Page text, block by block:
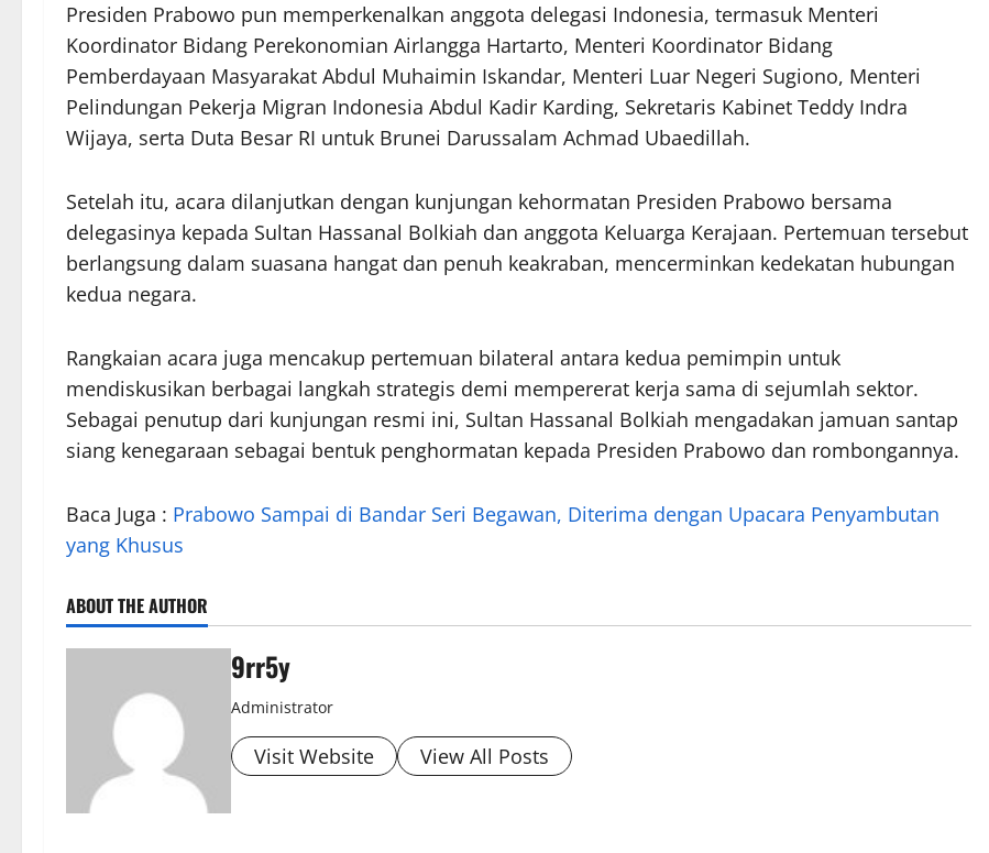
Presiden Prabowo pun memperkenalkan anggota delegasi Indonesia, termasuk Menteri
Koordinator Bidang Perekonomian Airlangga Hartarto, Menteri Koordinator Bidang
Pemberdayaan Masyarakat Abdul Muhaimin Iskandar, Menteri Luar Negeri Sugiono, Menteri
Pelindungan Pekerja Migran Indonesia Abdul Kadir Karding, Sekretaris Kabinet Teddy Indra
Wijaya, serta Duta Besar RI untuk Brunei Darussalam Achmad Ubaedillah.
Setelah itu, acara dilanjutkan dengan kunjungan kehormatan Presiden Prabowo bersama
delegasinya kepada Sultan Hassanal Bolkiah dan anggota Keluarga Kerajaan. Pertemuan tersebut
berlangsung dalam suasana hangat dan penuh keakraban, mencerminkan kedekatan hubungan
kedua negara.
Rangkaian acara juga mencakup pertemuan bilateral antara kedua pemimpin untuk
mendiskusikan berbagai langkah strategis demi mempererat kerja sama di sejumlah sektor.
Sebagai penutup dari kunjungan resmi ini, Sultan Hassanal Bolkiah mengadakan jamuan santap
siang kenegaraan sebagai bentuk penghormatan kepada Presiden Prabowo dan rombongannya.
Baca Juga : Prabowo Sampai di Bandar Seri Begawan, Diterima dengan Upacara Penyambutan
yang Khusus
ABOUT THE AUTHOR
9rr5y
Administrator
Visit Website View All Posts